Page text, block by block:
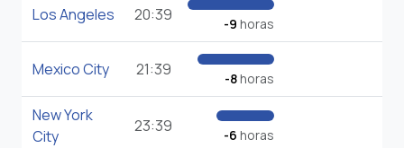
Los Angeles 20:39 -9 horas
Mexico City 21:39 -8horas
New York
City
23:39 -6 horas